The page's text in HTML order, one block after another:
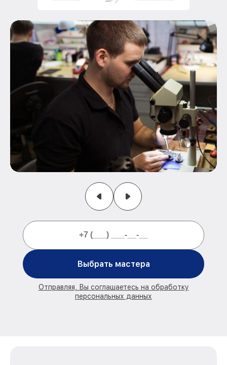
Выбрать мастера
Отправляя, Вы соглашаетесь на обработку
персональных данных